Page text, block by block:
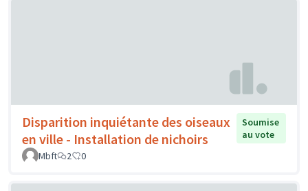
Disparition inquiétante des oiseaux
en ville - Installation de nichoirs
Soumise
au vote
Mbft
2 0